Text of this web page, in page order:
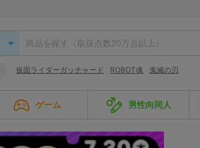
仮面ライダーガッチャード ROBOT魂 鬼滅の刃
ゲーム 男性向同人